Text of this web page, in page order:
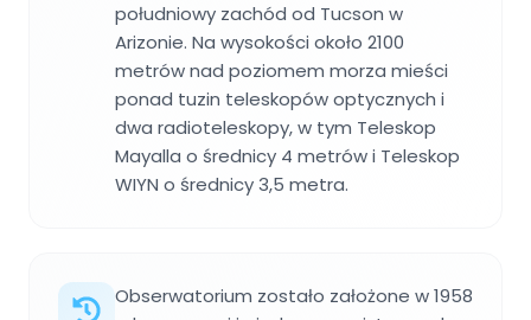
południowy zachód od Tucson w
Arizonie. Na wysokości około 2100
metrów nad poziomem morza mieści
ponad tuzin teleskopów optycznych i
dwa radioteleskopy, w tym Teleskop
Mayalla o średnicy 4 metrów i Teleskop
WIYN o średnicy 3,5 metra.
Obserwatorium zostało założone w 1958